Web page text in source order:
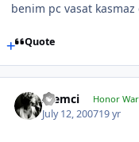
benim pc vasat
Quote
Alemci Honor
July 12, 200719 yr